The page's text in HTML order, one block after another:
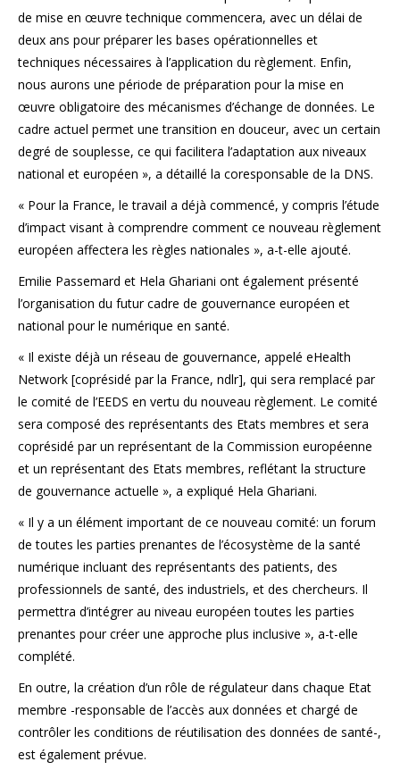
de mise en œuvre technique commencera, avec un délai de
deux ans pour préparer les bases opérationnelles et
techniques nécessaires à l’application du règlement. Enfin,
nous aurons une période de préparation pour la mise en
œuvre obligatoire des mécanismes d’échange de données. Le
cadre actuel permet une transition en douceur, avec un certain
degré de souplesse, ce qui facilitera l’adaptation aux niveaux
national et européen », a détaillé la coresponsable de la DNS.
« Pour la France, le travail a déjà commencé, y compris l’étude
d’impact visant à comprendre comment ce nouveau règlement
européen affectera les règles nationales », a-t-elle ajouté.
Emilie Passemard et Hela Ghariani ont également présenté
l’organisation du futur cadre de gouvernance européen et
national pour le numérique en santé.
« Il existe déjà un réseau de gouvernance, appelé eHealth
Network [coprésidé par la France, ndlr], qui sera remplacé par
le comité de l’EEDS en vertu du nouveau règlement. Le comité
sera composé des représentants des Etats membres et sera
coprésidé par un représentant de la Commission européenne
et un représentant des Etats membres, reflétant la structure
de gouvernance actuelle », a expliqué Hela Ghariani.
« Il y a un élément important de ce nouveau comité: un forum
de toutes les parties prenantes de l’écosystème de la santé
numérique incluant des représentants des patients, des
professionnels de santé, des industriels, et des chercheurs. Il
permettra d’intégrer au niveau européen toutes les parties
prenantes pour créer une approche plus inclusive », a-t-elle
complété.
En outre, la création d’un rôle de régulateur dans chaque Etat
membre -responsable de l’accès aux données et chargé de
contrôler les conditions de réutilisation des données de santé-,
est également prévue.